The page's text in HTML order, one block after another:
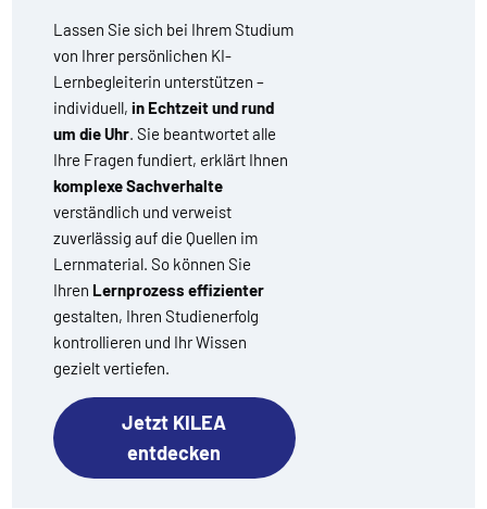
Lassen Sie sich bei Ihrem Studium
von Ihrer persönlichen KI-
Lernbegleiterin unterstützen –
individuell, in Echtzeit und rund
um die Uhr. Sie beantwortet alle
Ihre Fragen fundiert, erklärt Ihnen
komplexe Sachverhalte
verständlich und verweist
zuverlässig auf die Quellen im
Lernmaterial. So können Sie
Ihren Lernprozess effizienter
gestalten, Ihren Studienerfolg
kontrollieren und Ihr Wissen
gezielt vertiefen.
Jetzt KILEA
entdecken